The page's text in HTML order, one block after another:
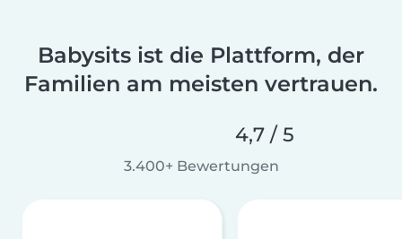
Babysits ist die Plattform, der
Familien am meisten vertrauen.
4,7 / 5
3.400+ Bewertungen